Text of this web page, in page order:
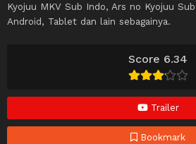
Score 6.34
Trailer
Bookmark
Kyojuu MKV Sub Indo, Ars no Kyojuu
Android, Tablet dan lain sebagainya.